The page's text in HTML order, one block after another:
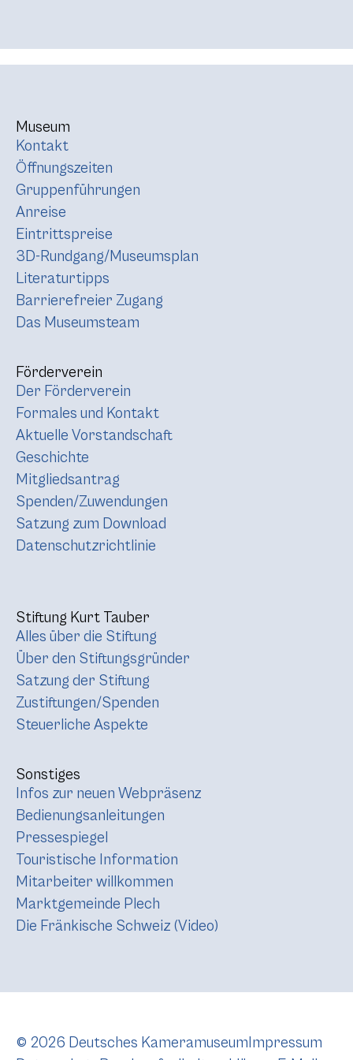
Museum
Kontakt
Öffnungszeiten
Gruppenführungen
Anreise
Eintrittspreise
3D-Rundgang/Museumsplan
Literaturtipps
Barrierefreier Zugang
Das Museumsteam
Förderverein
Der Förderverein
Formales und Kontakt
Aktuelle Vorstandschaft
Geschichte
Mitgliedsantrag
Spenden/Zuwendungen
Satzung zum Download
Datenschutzrichtlinie
Stiftung Kurt Tauber
Alles über die Stiftung
Über den Stiftungsgründer
Satzung der Stiftung
Zustiftungen/Spenden
Steuerliche Aspekte
Sonstiges
Infos zur neuen Webpräsenz
Bedienungsanleitungen
Pressespiegel
Touristische Information
Mitarbeiter willkommen
Marktgemeinde Plech
Die Fränkische Schweiz (Video)
© 2026 Deutsches Kameramuseum Impressum